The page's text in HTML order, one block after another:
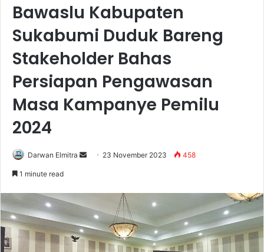
Bawaslu Kabupaten
Sukabumi Duduk Bareng
Stakeholder Bahas
Persiapan Pengawasan
Masa Kampanye Pemilu
2024
Darwan Elmitra
Send 23 November 2023 458
1 minute read